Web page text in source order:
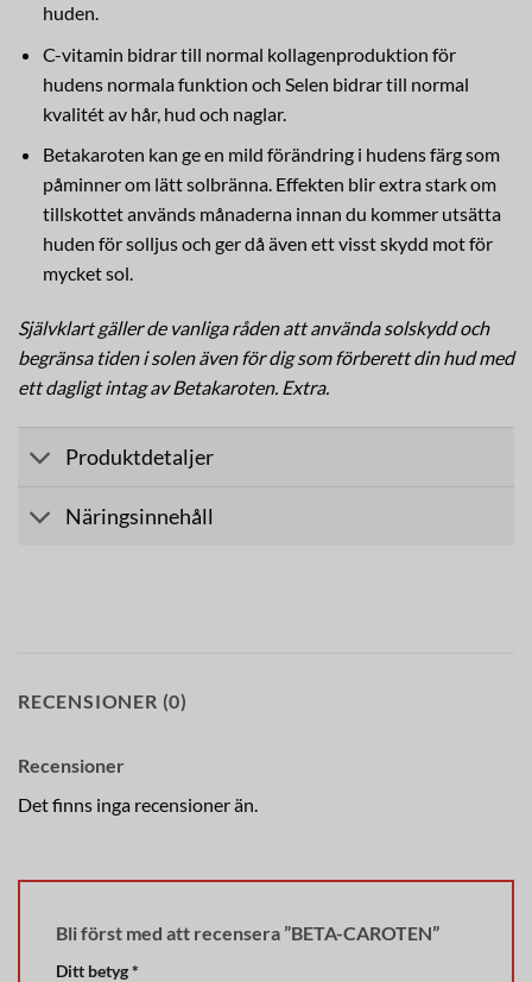
huden.
C-vitamin bidrar till normal kollagenproduktion för
hudens normala funktion och Selen bidrar till normal
kvalitét av hår, hud och naglar.
Betakaroten kan ge en mild förändring i hudens färg som
påminner om lätt solbränna. Effekten blir extra stark om
tillskottet används månaderna innan du kommer utsätta
huden för solljus och ger då även ett visst skydd mot för
mycket sol.
Självklart gäller de vanliga råden att använda solskydd och
begränsa tiden i solen även för dig som förberett din hud med
ett dagligt intag av Betakaroten. Extra.
Produktdetaljer
Näringsinnehåll
RECENSIONER (0)
Recensioner
Det finns inga recensioner än.
Bli först med att recensera ”BETA-CAROTEN”
Ditt betyg*